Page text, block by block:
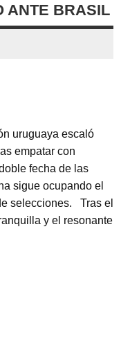
ANTE BRASIL
uruguaya escaló
empatar con
fecha de las
sigue ocupando el
selecciones. Tras el
y el resonante